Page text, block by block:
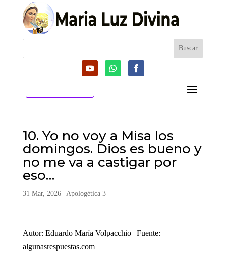
10. Yo no voy a Misa los
domingos. Dios es bueno y
no me va a castigar por
eso…
31 Mar, 2026| Apologética 3
Autor: Eduardo María Volpacchio | Fuente:
algunasrespuestas.com